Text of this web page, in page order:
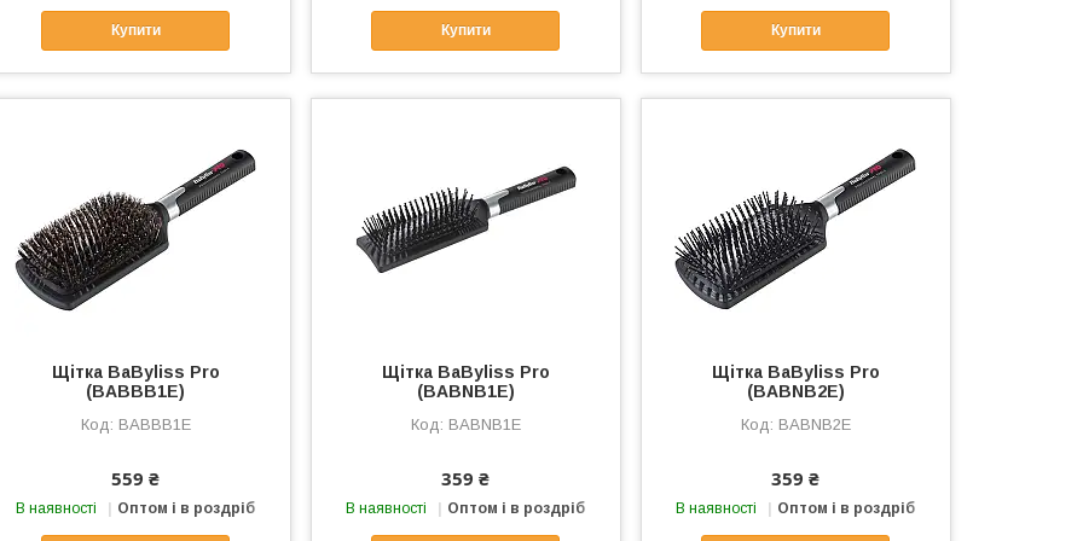
Купити Купити Купити
Щітка BaByliss Pro
(BABBB1E)
BABBB1E
559 ₴
В наявності Оптом і в роздріб
Щітка BaByliss Pro
(BABNB1E)
BABNB1E
359 ₴
В наявності Оптом і в роздріб
Щітка BaByliss Pro
(BABNB2E)
BABNB2E
359 ₴
В наявності Оптом і в роздріб